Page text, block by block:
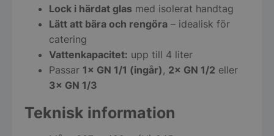
Lock i härdat glas med isolerat handtag
Lätt att bära och rengöra – idealisk för
catering
Vattenkapacitet: upp till 4 liter
Passar 1× GN 1/1 (ingår) , 2× GN 1/2 eller
3× GN 1/3
Teknisk information